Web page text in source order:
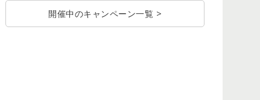
開催中のキャンペーン一覧 >